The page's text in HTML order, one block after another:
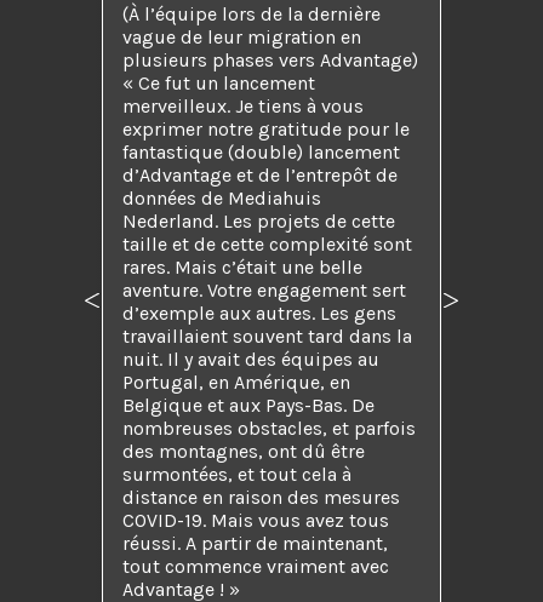
(À l’équipe lors de la dernière
vague de leur migration en
plusieurs phases vers Advantage)
« Ce fut un lancement
merveilleux. Je tiens à vous
exprimer notre gratitude pour le
fantastique (double) lancement
d’Advantage et de l’entrepôt de
données de Mediahuis
Nederland. Les projets de cette
taille et de cette complexité sont
rares. Mais c’était une belle
aventure. Votre engagement sert
d’exemple aux autres. Les gens
travaillaient souvent tard dans la
nuit. Il y avait des équipes au
Portugal, en Amérique, en
Belgique et aux Pays-Bas. De
nombreuses obstacles, et parfois
des montagnes, ont dû être
surmontées, et tout cela à
distance en raison des mesures
COVID-19. Mais vous avez tous
réussi. A partir de maintenant,
tout commence vraiment avec
Advantage ! »
Précédent Suivant